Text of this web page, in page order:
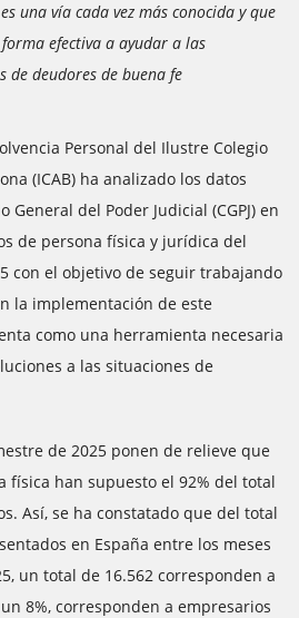
una vía cada vez más conocida y que
efectiva a ayudar a las
de deudores de buena fe
Personal del Ilustre Colegio
(ICAB) ha analizado los datos
General del Poder Judicial (CGPJ) en
de persona física y jurídica del
con el objetivo de seguir trabajando
la implementación de este
como una herramienta necesaria
a las situaciones de
de 2025 ponen de relieve que
física han supuesto el 92% del total
Así, se ha constatado que del total
en España entre los meses
un total de 16.562 corresponden a
8%, corresponden a empresarios